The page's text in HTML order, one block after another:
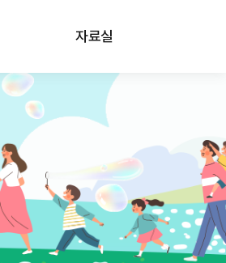
자료실